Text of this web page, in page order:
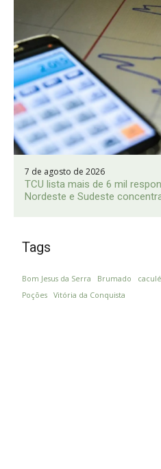
7 de agosto de 2026
TCU lista mais de 6 mil
Nordeste e Sudeste
Tags
Bom Jesus da Serra Brumado caculé
Poções
Vitória da Conquista